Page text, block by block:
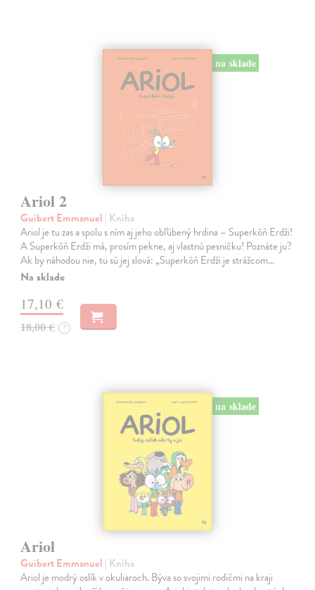
na sklade
Ariol 2
Guibert Emmanuel | Kniha
Ariol je tu zas a spolu s ním aj jeho obľúbený hrdina – Superkôň Erdži!
A Superkôň Erdži má, prosím pekne, aj vlastnú pesničku! Poznáte ju?
Ak by náhodou nie, tu sú jej slová: „Superkôň Erdži je strážcom…
Na sklade
17,10 €
18,00 € ?
na sklade
Ariol
Guibert Emmanuel | Kniha
Ariol je modrý oslík v okuliaroch. Býva so svojimi rodičmi na kraji